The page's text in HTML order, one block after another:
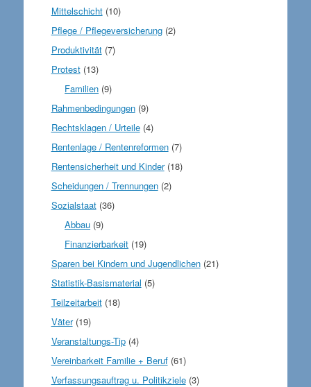
Mittelschicht(10)
Pflege / Pflegeversicherung(2)
Produktivität(7)
Protest(13)
Familien (9)
Rahmenbedingungen(9)
Rechtsklagen / Urteile(4)
Rentenlage / Rentenreformen(7)
Rentensicherheit und Kinder(18)
Scheidungen / Trennungen(2)
Sozialstaat(36)
Abbau (9)
Finanzierbarkeit (19)
Sparen bei Kindern und Jugendlichen(21)
Statistik-Basismaterial (5)
Teilzeitarbeit(18)
Väter(19)
Veranstaltungs-Tip(4)
Vereinbarkeit Familie + Beruf(61)
Verfassungsauftrag u. Politikziele(3)